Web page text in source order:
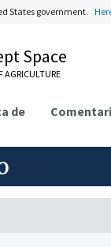
States government.
Space
AGRICULTURE
de